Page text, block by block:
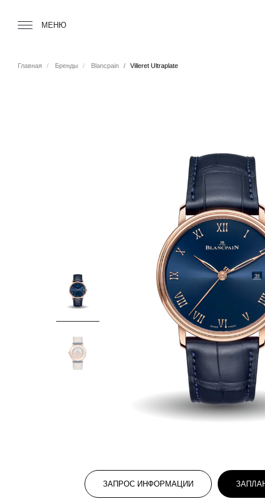
МЕНЮ
Главная Бренды Blancpain Villeret Ultraplate
ЗАПРОС ИНФОРМАЦИИ